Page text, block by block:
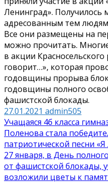
Ленинград». Получилось
адресованным тем
Все они размещены на
можно прочитать.
в акции
говорит…», которая
годовщины прорыва
годовщины полного
фашистской блокады.
27.01.2021 admin505
Навигация
по
записям
Учащаяся 4б класса
Поленова стала
патриотической песни
27 января, в День
от фашистской блокады,
возложили цветы к